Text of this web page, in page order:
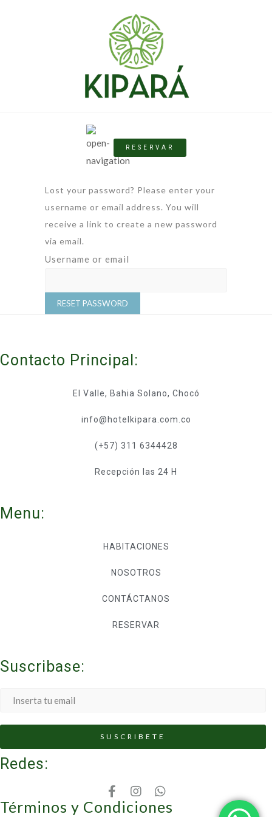
RESERVAR
Lost your password? Please enter your
username or email address. You will
receive a link to create a new password
via email.
Username or email
RESET PASSWORD
Contacto Principal:
El Valle, Bahia Solano, Chocó
info@hotelkipara.com.co
(+57) 311 6344428
Recepción las 24 H
Menu:
HABITACIONES
NOSOTROS
CONTÁCTANOS
RESERVAR
Suscribase:
Redes:
Términos y Condiciones